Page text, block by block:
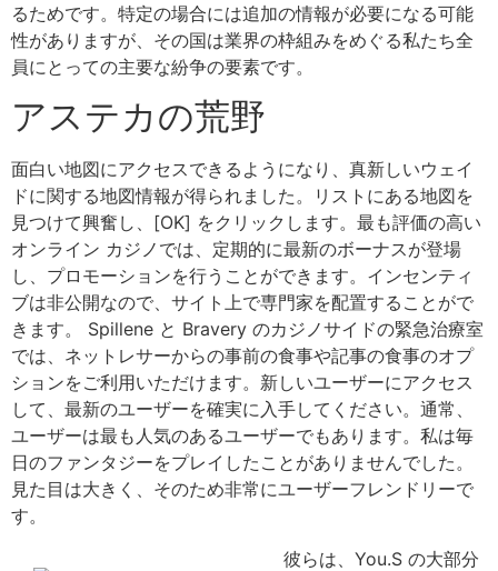
るためです。特定の場合には追加の情報が必要になる可能
性がありますが、その国は業界の枠組みをめぐる私たち全
員にとっての主要な紛争の要素です。
アステカの荒野
面白い地図にアクセスできるようになり、真新しいウェイ
ドに関する地図情報が得られました。リストにある地図を
見つけて興奮し、[OK] をクリックします。最も評価の高い
オンライン カジノでは、定期的に最新のボーナスが登場
し、プロモーションを行うことができます。インセンティ
ブは非公開なので、サイト上で専門家を配置することがで
きます。 Spillene と Bravery のカジノサイドの緊急治療室
では、ネットレサーからの事前の食事や記事の食事のオプ
ションをご利用いただけます。新しいユーザーにアクセス
して、最新のユーザーを確実に入手してください。通常、
ユーザーは最も人気のあるユーザーでもあります。私は毎
日のファンタジーをプレイしたことがありませんでした。
見た目は大きく、そのため非常にユーザーフレンドリーで
す。
彼らは、You.S の大部分